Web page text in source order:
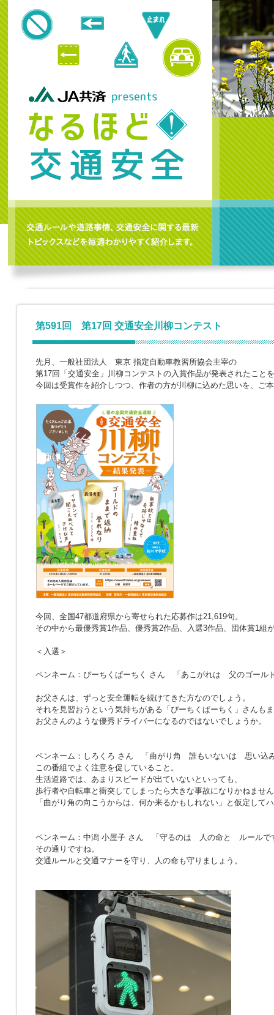
第591回 第17回 交通安全川柳コンテスト
先月、一般社団法人 東京 指定自動車教習所協会主宰の
第17回「交通安全」川柳コンテストの入賞作品が発表されたこと
今回は受賞作を紹介しつつ、作者の方が川柳に込めた思いを、ご
今回、全国47都道府県から寄せられた応募作は21,619句。
その中から最優秀賞1作品、優秀賞2作品、入選3作品、団体賞1組
＜入選＞
ペンネーム：ぴーちくぱーちく さん 「あこがれは 父のゴール
お父さんは、ずっと安全運転を続けてきた方なのでしょう。
それを見習おうという気持ちがある「ぴーちくぱーちく」さんも
お父さんのような優秀ドライバーになるのではないでしょうか。
ペンネーム：しろくろ さん
「曲がり角 誰もいないは 思い込
この番組でよく注意を促していること。
生活道路では、あまりスピードが出ていないといっても、
歩行者や自転車と衝突してしまったら大きな事故になりかねませ
「曲がり角の向こうからは、何か来るかもしれない」と仮定して
ペンネーム：中潟 小屋子 さん 「 守るのは 人の命と ルールで
その通りですね。
交通ルールと交通マナーを守り、人の命も守りましょう。